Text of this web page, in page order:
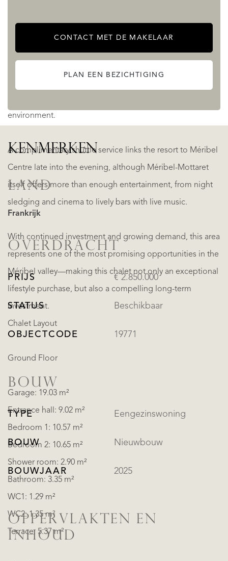
the gateway to the Vanoise National Park, provides a
environment.
A complimentary shuttle service links the resort to Méribel
Centre late into the evening, although Méribel-Mottaret
itself offers more than enough entertainment, from night
sledging and cinema to lively bars with live music.
With continued investment and growing demand, this area
represents one of the most promising opportunities in the
Méribel valley—making this chalet not only an exceptional
lifestyle purchase, but also a compelling long-term
investment.
Chalet Layout
Ground Floor
Garage: 19.03 m²
Entrance hall: 9.02 m²
Bedroom 1: 10.57 m²
Bedroom 2: 10.65 m²
Shower room: 2.90 m²
Bathroom: 3.35 m²
WC1: 1.29 m²
WC2: 1.35 m²
Terrace: 5.37 m²
CONTACT MET DE MAKELAAR
PLAN EEN BEZICHTIGING
KENMERKEN
LAND
Frankrijk
OVERDRACHT
PRIJS € 2.850.000
STATUS Beschikbaar
OBJECTCODE 19771
BOUW
TYPE Eengezinswoning
BOUW Nieuwbouw
BOUWJAAR 2025
OPPERVLAKTEN EN
INHOUD